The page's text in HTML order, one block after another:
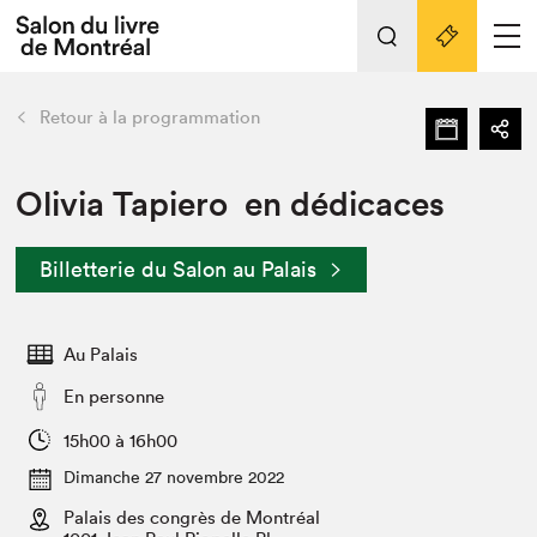
Espace médias
Espace exposant⋅e⋅s
Tout sur l'édition 2022
Actualités
Vidéos et Balados
Club de lecture Braindate
retour Nos activités
Édition 2022
Nous connaître
Projets partenaires 2022
Archives
Liens pratiques
Retour à la programmation
Olivia Tapiero en dédicaces
Billetterie du Salon au Palais
Au Palais
En personne
15h00 à 16h00
Dimanche 27 novembre 2022
Palais des congrès de Montréal